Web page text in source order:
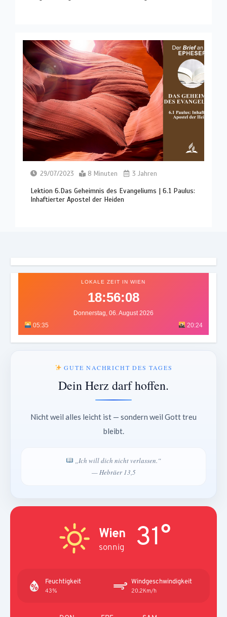
29/07/2023 8 Minuten 3 Jahren
Lektion 6.Das Geheimnis des Evangeliums | 6.1 Paulus:
Inhaftierter Apostel der Heiden
LOKALE ZEIT IN WIEN
18:56:11
Donnerstag, 06. August 2026
05:35
20:24
GUTE NACHRICHT DES TAGES
Dein Herz darf hoffen.
Nicht weil alles leicht ist — sondern weil Gott treu
bleibt.
„Ich will dich nicht verlassen.“
— Hebräer 13,5
Wien
sonnig 31°
Feuchtigkeit
43%
Windgeschwindigkeit
20.2Km/h